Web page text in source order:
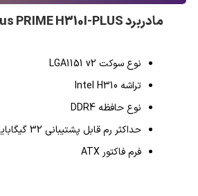
مادربرد Asus PRIME H310I-PLUS
نوع سوکت LGA1151 v2
تراشه Intel H310
نوع حافظه DDR4
حداکثر رم قابل پشتیبانی 32 گیگابایت
فرم فاکتور ATX